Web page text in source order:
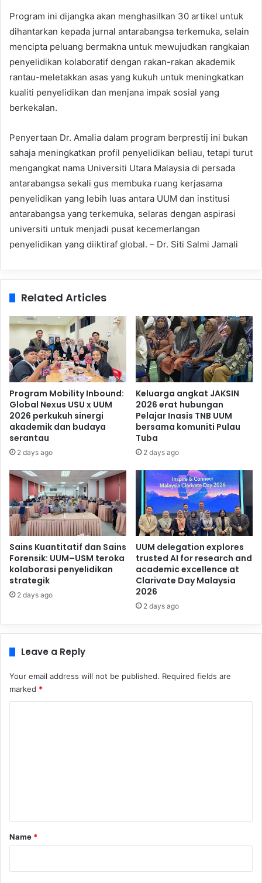
Program ini dijangka akan menghasilkan 30 artikel untuk
dihantarkan kepada jurnal antarabangsa terkemuka, selain
mencipta peluang bermakna untuk mewujudkan rangkaian
penyelidikan kolaboratif dengan rakan-rakan akademik
rantau-meletakkan asas yang kukuh untuk meningkatkan
kualiti penyelidikan dan menjana impak sosial yang
berkekalan.
Penyertaan Dr. Amalia dalam program berprestij ini bukan
sahaja meningkatkan profil penyelidikan beliau, tetapi turut
mengangkat nama Universiti Utara Malaysia di persada
antarabangsa sekali gus membuka ruang kerjasama
penyelidikan yang lebih luas antara UUM dan institusi
antarabangsa yang terkemuka, selaras dengan aspirasi
universiti untuk menjadi pusat kecemerlangan
penyelidikan yang diiktiraf global. – Dr. Siti Salmi Jamali
Related Articles
Program Mobility Inbound:
Global Nexus USU x UUM
2026 perkukuh sinergi
akademik dan budaya
serantau
2 days ago
Keluarga angkat JAKSIN
2026 erat hubungan
Pelajar Inasis TNB UUM
bersama komuniti Pulau
Tuba
2 days ago
Sains Kuantitatif dan Sains
Forensik: UUM–USM teroka
kolaborasi penyelidikan
strategik
2 days ago
UUM delegation explores
trusted AI for research and
academic excellence at
Clarivate Day Malaysia
2026
2 days ago
Leave a Reply
Your email address will not be published. Required fields are
marked *
*
Name *